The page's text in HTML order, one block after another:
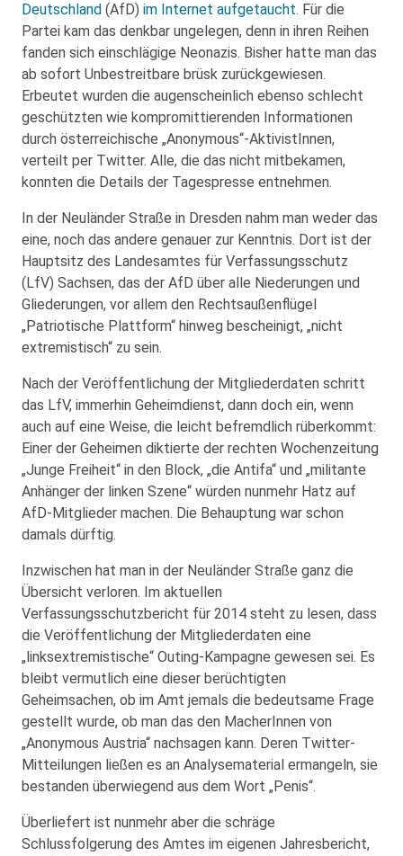
Deutschland (AfD) im Internet aufgetaucht. Für die
Partei kam das denkbar ungelegen, denn in ihren Reihen
fanden sich einschlägige Neonazis. Bisher hatte man das
ab sofort Unbestreitbare brüsk zurückgewiesen.
Erbeutet wurden die augenscheinlich ebenso schlecht
geschützten wie kompromittierenden Informationen
durch österreichische „Anonymous“-AktivistInnen,
verteilt per Twitter. Alle, die das nicht mitbekamen,
konnten die Details der Tagespresse entnehmen.
In der Neuländer Straße in Dresden nahm man weder das
eine, noch das andere genauer zur Kenntnis. Dort ist der
Hauptsitz des Landesamtes für Verfassungsschutz
(LfV) Sachsen, das der AfD über alle Niederungen und
Gliederungen, vor allem den Rechtsaußenflügel
„Patriotische Plattform“ hinweg bescheinigt, „nicht
extremistisch“ zu sein.
Nach der Veröffentlichung der Mitgliederdaten schritt
das LfV, immerhin Geheimdienst, dann doch ein, wenn
auch auf eine Weise, die leicht befremdlich rüberkommt:
Einer der Geheimen diktierte der rechten Wochenzeitung
„Junge Freiheit“ in den Block, „die Antifa“ und „militante
Anhänger der linken Szene“ würden nunmehr Hatz auf
AfD-Mitglieder machen. Die Behauptung war schon
damals dürftig.
Inzwischen hat man in der Neuländer Straße ganz die
Übersicht verloren. Im aktuellen
Verfassungsschutzbericht für 2014 steht zu lesen, dass
die Veröffentlichung der Mitgliederdaten eine
„linksextremistische“ Outing-Kampagne gewesen sei. Es
bleibt vermutlich eine dieser berüchtigten
Geheimsachen, ob im Amt jemals die bedeutsame Frage
gestellt wurde, ob man das den MacherInnen von
„Anonymous Austria“ nachsagen kann. Deren Twitter-
Mitteilungen ließen es an Analysematerial ermangeln, sie
bestanden überwiegend aus dem Wort „Penis“.
Überliefert ist nunmehr aber die schräge
Schlussfolgerung des Amtes im eigenen Jahresbericht,